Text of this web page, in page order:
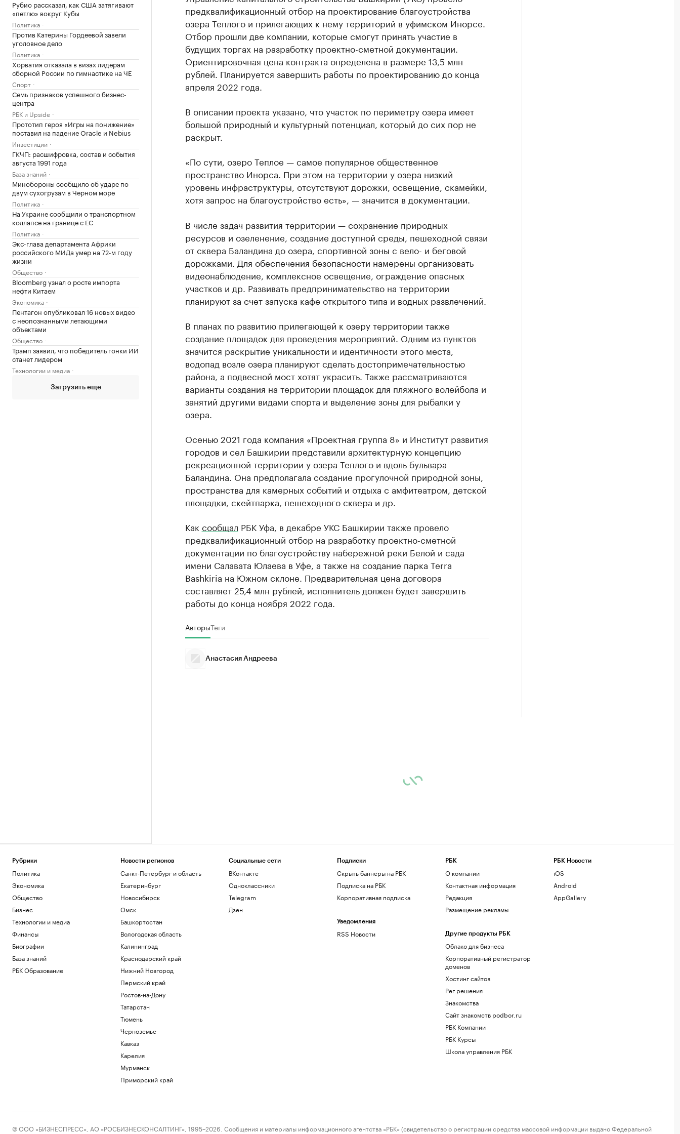
Рубио рассказал, как США затягивают
«петлю» вокруг Кубы
Политика
Против Катерины Гордеевой завели
уголовное дело
Политика
Хорватия отказала в визах лидерам
сборной России по гимнастике на ЧЕ
Спорт
Семь признаков успешного бизнес-
центра
РБК и Upside
Прототип героя «Игры на понижение»
поставил на падение Oracle и Nebius
Инвестиции
ГКЧП: расшифровка, состав и события
августа 1991 года
База знаний
Минобороны сообщило об ударе по
двум сухогрузам в Черном море
Политика
На Украине сообщили о транспортном
коллапсе на границе с ЕС
Политика
Экс-глава департамента Африки
российского МИДа умер на 72-м году
жизни
Общество
Bloomberg узнал о росте импорта
нефти Китаем
Экономика
Пентагон опубликовал 16 новых видео
с неопознанными летающими
объектами
Общество
Трамп заявил, что победитель гонки ИИ
станет лидером
Технологии и медиа
Загрузить еще
предквалификационный отбор на проектирование благоустройства
озера Теплого и прилегающих к нему территорий в уфимском Инорсе.
Отбор прошли две компании, которые смогут принять участие в
будущих торгах на разработку проектно-сметной документации.
Ориентировочная цена контракта определена в размере 13,5 млн
рублей. Планируется завершить работы по проектированию до конца
апреля 2022 года.
В описании проекта указано, что участок по периметру озера имеет
большой природный и культурный потенциал, который до сих пор не
раскрыт.
«По сути, озеро Теплое — самое популярное общественное
пространство Инорса. При этом на территории у озера низкий
уровень инфраструктуры, отсутствуют дорожки, освещение, скамейки,
хотя запрос на благоустройство есть», — значится в документации.
В числе задач развития территории — сохранение природных
ресурсов и озеленение, создание доступной среды, пешеходной связи
от сквера Баландина до озера, спортивной зоны с вело- и беговой
дорожками. Для обеспечения безопасности намерены организовать
видеонаблюдение, комплексное освещение, ограждение опасных
участков и др. Развивать предпринимательство на территории
планируют за счет запуска кафе открытого типа и водных развлечений.
В планах по развитию прилегающей к озеру территории также
создание площадок для проведения мероприятий. Одним из пунктов
значится раскрытие уникальности и идентичности этого места,
водопад возле озера планируют сделать достопримечательностью
района, а подвесной мост хотят украсить. Также рассматриваются
варианты создания на территории площадок для пляжного волейбола и
занятий другими видами спорта и выделение зоны для рыбалки у
озера.
Осенью 2021 года компания «Проектная группа 8» и Институт развития
городов и сел Башкирии представили архитектурную концепцию
рекреационной территории у озера Теплого и вдоль бульвара
Баландина. Она предполагала создание прогулочной природной зоны,
пространства для камерных событий и отдыха с амфитеатром, детской
площадки, скейтпарка, пешеходного сквера и др.
Как сообщал РБК Уфа, в декабре УКС Башкирии также провело
предквалификационный отбор на разработку проектно-сметной
документации по благоустройству набережной реки Белой и сада
имени Салавата Юлаева в Уфе, а также на создание парка Terra
Bashkiria на Южном склоне. Предварительная цена договора
составляет 25,4 млн рублей, исполнитель должен будет завершить
работы до конца ноября 2022 года.
АвторыТеги
Анастасия Андреева
Рубрики
Политика
Экономика
Общество
Бизнес
Технологии и медиа
Финансы
Биографии
База знаний
РБК Образование
Новости регионов
Санкт-Петербург и область
Екатеринбург
Новосибирск
Омск
Башкортостан
Вологодская область
Калининград
Краснодарский край
Нижний Новгород
Пермский край
Ростов-на-Дону
Татарстан
Тюмень
Черноземье
Кавказ
Карелия
Мурманск
Приморский край
Социальные сети
ВКонтакте
Одноклассники
Telegram
Дзен
Подписки
Скрыть баннеры на РБК
Подписка на РБК
Корпоративная подписка
Уведомления
RSS Новости
РБК
О компании
Контактная информация
Редакция
Размещение рекламы
Другие продукты РБК
Облако для бизнеса
Корпоративный регистратор
доменов
Хостинг сайтов
Рег.решения
Знакомства
Сайт знакомств podbor.ru
РБК Компании
РБК Курсы
Школа управления РБК
РБК Новости
iOS
Android
AppGallery
© ООО «БИЗНЕСПРЕСС», АО «РОСБИЗНЕСКОНСАЛТИНГ», 1995–2026. Сообщения и материалы информационного агентства «РБК» (свидетельство о регистрации средства массовой информации выдано Федеральной